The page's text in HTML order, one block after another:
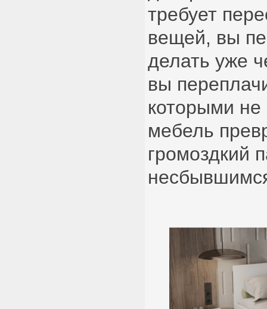
требует
вещей, вы
делать уже
вы
которыми не
мебель
громоздкий